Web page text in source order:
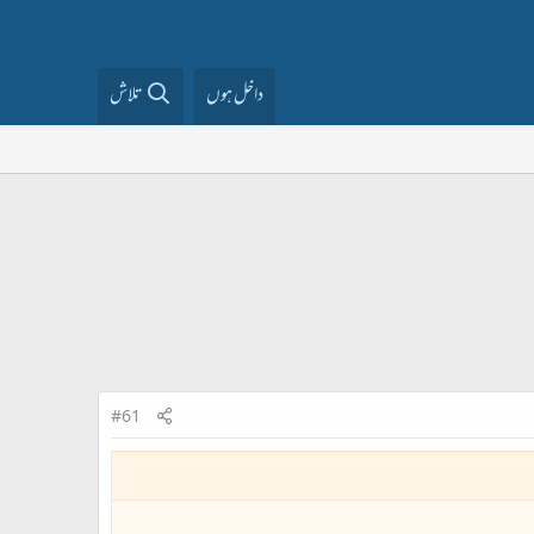
داخل ہوں تلاش
#61